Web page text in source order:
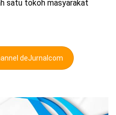
satu tokoh masyarakat
deJurnalcom